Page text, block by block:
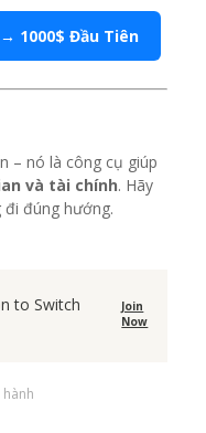
1000$ Đầu Tiên
– nó là công cụ giúp
và tài chính. Hãy
đúng hướng.
to Switch
Join
Now
hành